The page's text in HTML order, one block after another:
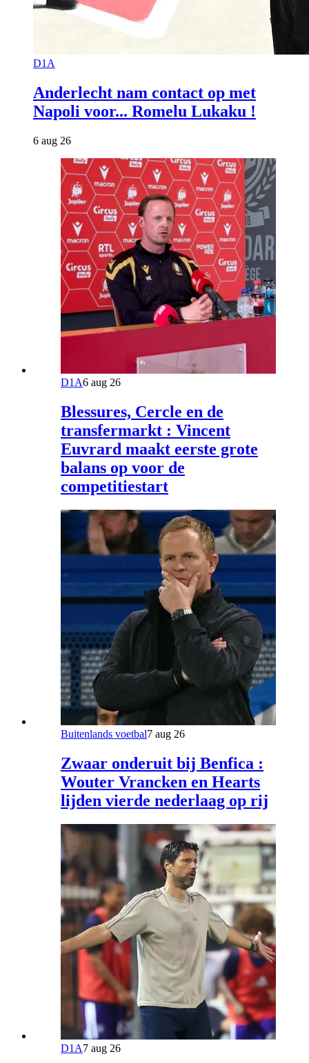
D1A
Anderlecht nam contact op met
Napoli voor... Romelu Lukaku !
6 aug 26
D1A6 aug 26
Blessures, Cercle en de
transfermarkt : Vincent
Euvrard maakt eerste grote
balans op voor de
competitiestart
Buitenlands voetbal7 aug 26
Zwaar onderuit bij Benfica :
Wouter Vrancken en Hearts
lijden vierde nederlaag op rij
D1A7 aug 26